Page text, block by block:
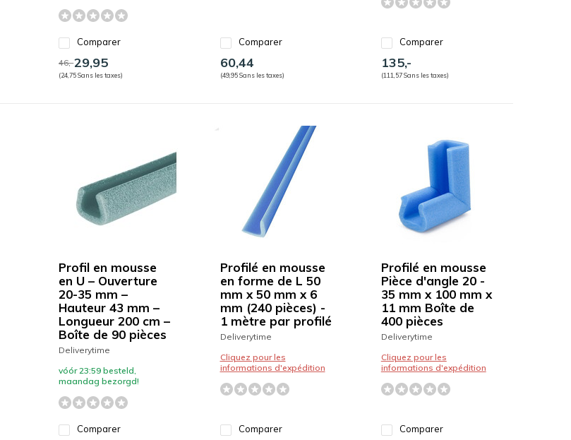
Comparer
46,-29,95
(24,75 Sans les taxes)
Comparer
60,44
(49,95 Sans les taxes)
Comparer
135,-
(111,57 Sans les taxes)
Profil en mousse
en U – Ouverture
20-35 mm –
Hauteur 43 mm –
Longueur 200 cm –
Boîte de 90 pièces
Deliverytime
vóór 23:59 besteld,
maandag bezorgd!
Comparer
Profilé en mousse
en forme de L 50
mm x 50 mm x 6
mm (240 pièces) -
1 mètre par profilé
Deliverytime
Cliquez pour les
informations d'expédition
Comparer
Profilé en mousse
Pièce d'angle 20 -
35 mm x 100 mm x
11 mm Boîte de
400 pièces
Deliverytime
Cliquez pour les
informations d'expédition
Comparer